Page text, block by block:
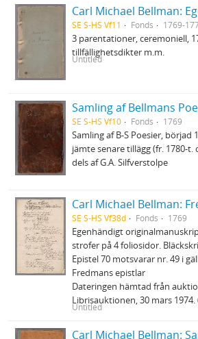
SE S-HS Vf11 Fonds 1769-
3 parentationer, ceremoniell,
tillfällighetsdikter m.m.
Untitled
Samling af Bellmans
SE S-HS Vf10 Fonds 1769
Samling af B-S Poesier, börjad
jämte senare tillägg (fr. 1780-t.
dels af G.A. Silfverstolpe
SE S-HS Vf38d Fonds 1769
Egenhändigt
strofer på 4 foliosidor.
Epistel 70 motsvarar nr. 49 i
Fredmans epistlar
Dateringen hämtad från
Librisauktionen, 30 mars
Untitled